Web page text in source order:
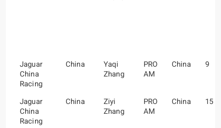
Jaguar
China
Racing
China
Yaqi
Zhang
PRO
AM
China 9
Jaguar
China
Racing
China
Ziyi
Zhang
PRO
AM
China 15